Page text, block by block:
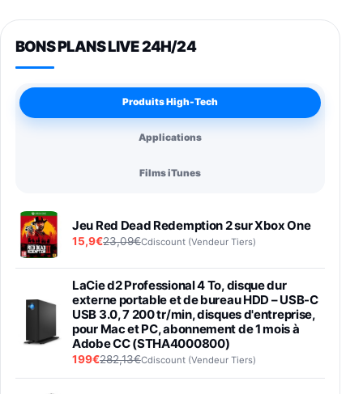
BONS PLANS LIVE 24H/24
Produits High-Tech
Applications
Films iTunes
Jeu Red Dead Redemption 2 sur Xbox One
15,9€23,09€Cdiscount (Vendeur Tiers)
LaCie d2 Professional 4 To, disque dur
externe portable et de bureau HDD – USB-C
USB 3.0, 7 200 tr/min, disques d'entreprise,
pour Mac et PC, abonnement de 1 mois à
Adobe CC (STHA4000800)
199€282,13€Cdiscount (Vendeur Tiers)